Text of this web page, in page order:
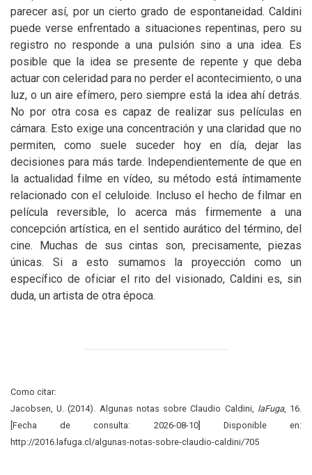
parecer así, por un cierto grado de espontaneidad. Caldini
puede verse enfrentado a situaciones repentinas, pero su
registro no responde a una pulsión sino a una idea. Es
posible que la idea se presente de repente y que deba
actuar con celeridad para no perder el acontecimiento, o una
luz, o un aire efímero, pero siempre está la idea ahí detrás.
No por otra cosa es capaz de realizar sus películas en
cámara. Esto exige una concentración y una claridad que no
permiten, como suele suceder hoy en día, dejar las
decisiones para más tarde. Independientemente de que en
la actualidad filme en vídeo, su método está íntimamente
relacionado con el celuloide. Incluso el hecho de filmar en
película reversible, lo acerca más firmemente a una
concepción artística, en el sentido aurático del término, del
cine. Muchas de sus cintas son, precisamente, piezas
únicas. Si a esto sumamos la proyección como un
específico de oficiar el rito del visionado, Caldini es, sin
duda, un artista de otra época.
Como citar:
Jacobsen, U. (2014). Algunas notas sobre Claudio Caldini, laFuga, 16.
[Fecha de consulta: 2026-08-10] Disponible en:
http://2016.lafuga.cl/algunas-notas-sobre-claudio-caldini/705